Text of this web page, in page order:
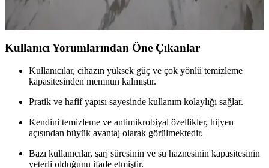
avantajları, dezavantajları ve kullanım alışkanlıkları detaylıca
incelenir.
Kullanıcı Yorumlarından Öne Çıkanlar
Kullanıcılar, cihazın yüksek güç ve çok yönlü temizleme
kapasitesinden memnun kalmıştır.
Pratik ve hafif yapısı sayesinde kullanım kolaylığı sağlar.
Kendini temizleme ve antimikrobiyal özellikler, hijyen
açısından büyük avantaj olarak görülmektedir.
Bazı kullanıcılar, şarj süresinin ve su haznesinin kapasitesinin
yeterli olduğunu ifade etmiştir.